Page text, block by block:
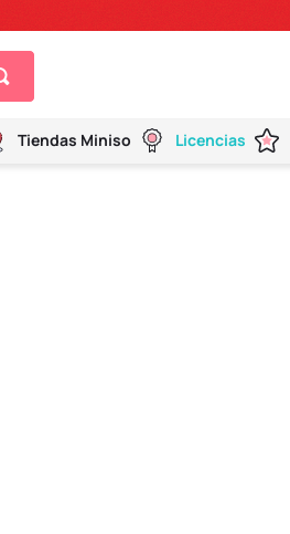
Tiendas Miniso Licencias